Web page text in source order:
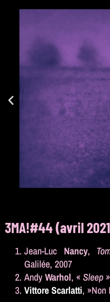
3MA!#44 (avril
Jean-Luc Nancy,
Galilée, 2007
AndyWarhol, «Sleep »
Vittore Scarlatti, »Non